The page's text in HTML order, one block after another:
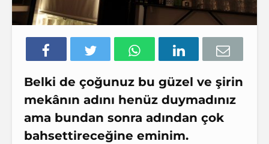
Belki de çoğunuz bu güzel ve şirin
mekânın adını henüz duymadınız
ama bundan sonra adından çok
bahsettireceğine eminim.